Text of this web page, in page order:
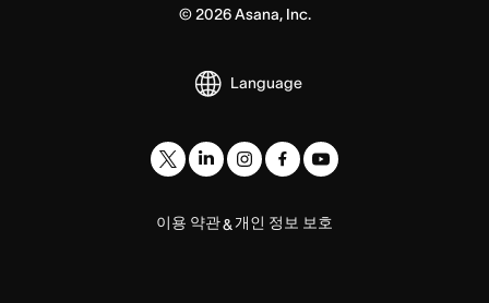
© 2026Asana, Inc.
Language
이용 약관& 개인 정보 보호